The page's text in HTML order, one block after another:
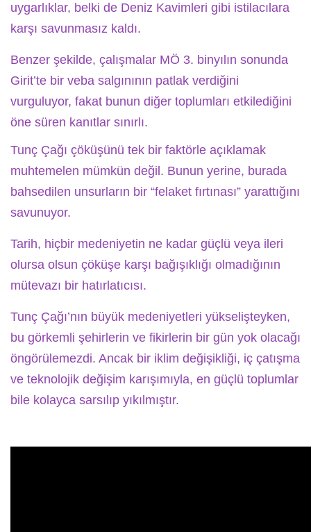
uygarlıklar, belki de Deniz Kavimleri gibi istilacılara
karşı savunmasız kaldı.
Benzer şekilde, çalışmalar MÖ 3. binyılın sonunda
Girit’te bir veba salgınının patlak verdiğini
vurguluyor, fakat bunun diğer toplumları etkilediğini
öne süren kanıtlar sınırlı.
Tunç Çağı çöküşünü tek bir faktörle açıklamak
muhtemelen mümkün değil. Bunun yerine, burada
bahsedilen unsurların bir “felaket fırtınası” yarattığını
savunuyor.
Tarih, hiçbir medeniyetin ne kadar güçlü veya ileri
olursa olsun çöküşe karşı bağışıklığı olmadığının
mütevazı bir hatırlatıcısı.
Tunç Çağı’nın büyük medeniyetleri yükselişteyken,
bu görkemli şehirlerin ve fikirlerin bir gün yok olacağı
öngörülemezdi. Ancak bir iklim değişikliği, iç çatışma
ve teknolojik değişim karışımıyla, en güçlü toplumlar
bile kolayca sarsılıp yıkılmıştır.